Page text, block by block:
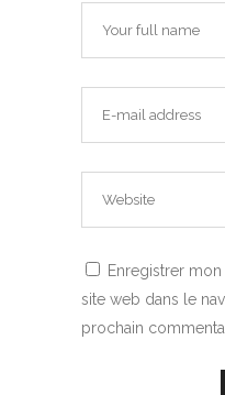
Enregistrer
site web dans le
prochain